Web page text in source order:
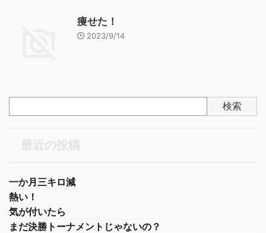
痩せた！
2023/9/14
検索
一か月三キロ減
熱い！
気が付いたら
まだ決勝トーナメントじゃないの？